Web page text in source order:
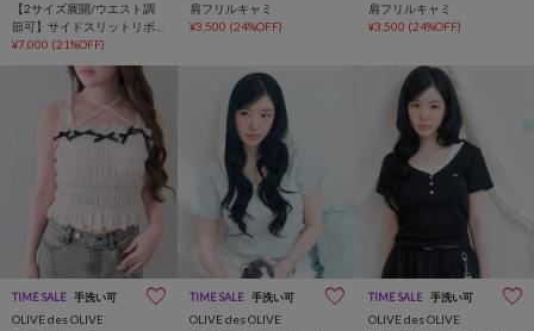
【2サイズ展開/ウエスト調
節可】サイドスリットリボ
ンストレッチパンツ
¥7,000 (21%OFF)
肩フリルキャミ
¥3,500 (24%OFF)
肩フリルキャミ
¥3,500 (24%OFF)
TIME SALE 手洗い可
OLIVE des OLIVE
TIME SALE 手洗い可
OLIVE des OLIVE
TIME SALE 手洗い可
OLIVE des OLIVE